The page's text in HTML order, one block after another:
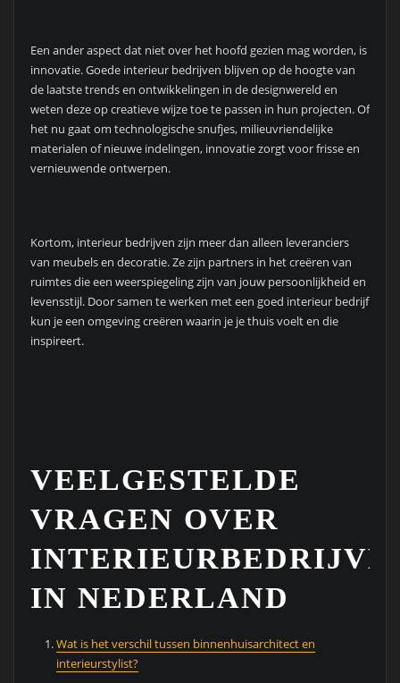
Een ander aspect dat niet over het hoofd gezien mag worden, is
innovatie. Goede interieur bedrijven blijven op de hoogte van
de laatste trends en ontwikkelingen in de designwereld en
weten deze op creatieve wijze toe te passen in hun projecten. Of
het nu gaat om technologische snufjes, milieuvriendelijke
materialen of nieuwe indelingen, innovatie zorgt voor frisse en
vernieuwende ontwerpen.
Kortom, interieur bedrijven zijn meer dan alleen leveranciers
van meubels en decoratie. Ze zijn partners in het creëren van
ruimtes die een weerspiegeling zijn van jouw persoonlijkheid en
levensstijl. Door samen te werken met een goed interieur bedrijf
kun je een omgeving creëren waarin je je thuis voelt en die
inspireert.
VEELGESTELDE
VRAGEN OVER
IN NEDERLAND
Wat is het verschil tussen binnenhuisarchitect en
interieurstylist?